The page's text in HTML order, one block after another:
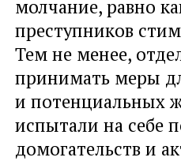
молчание, равно
преступников
Тем не менее,
принимать меры
и потенциальных
испытали на себе
домогательств и